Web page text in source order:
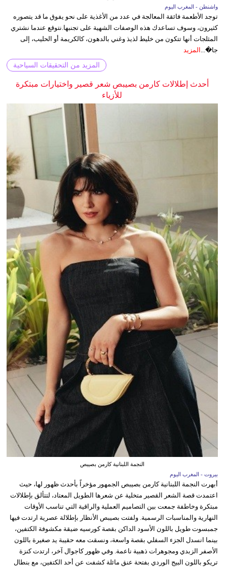
واشنطن - المغرب اليوم
توجد الأطعمة فائقة المعالجة في عدد من الأغذية على نحو يفوق ما قد يتصوره
كثيرون، وسوف تساعدك هذه الوصفات الشهية على تجنبها.نتوقع عندما نشتري
المثلجات أنها تتكون من خليط لذيذ وغني بالدهون، كالكريمة أو الحليب، إلى
جا�... المزيد
المزيد من التحقيقات السياحية
أحدث إطلالات كارمن بصيبص شعر قصير واختيارات مبتكرة
للأزياء
النجمة اللبنانية كارمن بصيبص
بيروت - المغرب اليوم
أبهرت النجمة اللبنانية كارمن بصيبص الجمهور مؤخراً بأحدث ظهور لها، حيث
اعتمدت قصة الشعر القصير متخلية عن شعرها الطويل المعتاد، لتتألق بإطلالات
مبتكرة وخاطفة جمعت بين التصاميم العملية والراقية التي تناسب الأوقات
النهارية والمناسبات الرسمية. ولفتت بصيبص الأنظار بإطلالة عصرية ارتدت فيها
جمبسوت طويل باللون الأسود الداكن بقصة كورسيه ضيقة مكشوفة الكتفين،
بينما انسدل الجزء السفلي بقصة واسعة، ونسقت معه حقيبة يد صغيرة باللون
الأصفر الزبدي ومجوهرات ذهبية ناعمة. وفي ظهور كاجوال آخر، ارتدت كنزة
تريكو باللون البيج الوردي بفتحة عنق مائلة كشفت عن أحد الكتفين، مع بنطال